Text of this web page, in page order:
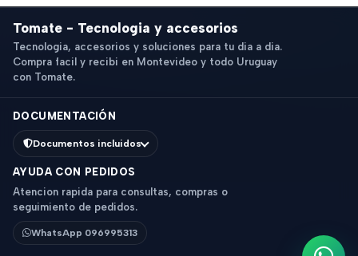
Tomate - Tecnologia y accesorios
Tecnologia, accesorios y soluciones para tu dia a dia.
Compra facil y recibi en Montevideo y todo Uruguay
con Tomate.
DOCUMENTACIÓN
Documentos incluidos
AYUDA CON PEDIDOS
Atencion rapida para consultas, compras o
seguimiento de pedidos.
WhatsApp 096995313